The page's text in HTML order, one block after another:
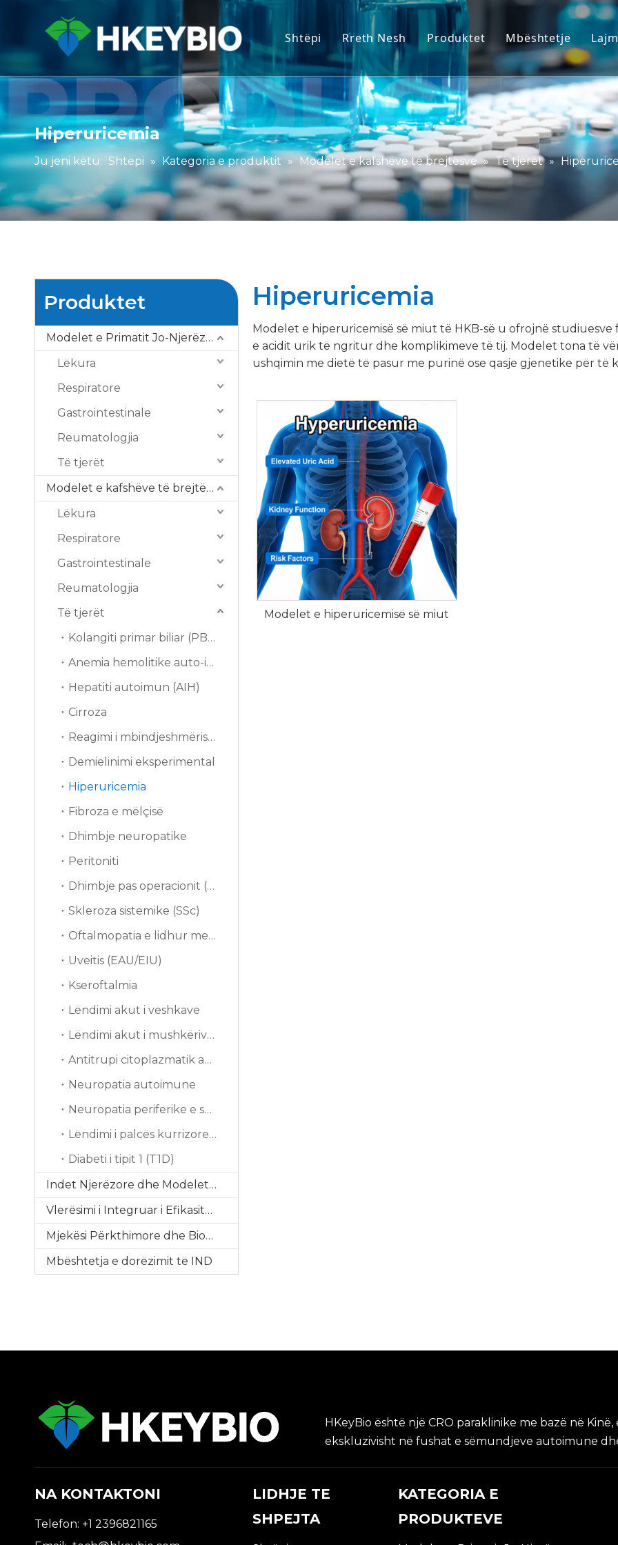
Shtëpi Rreth Nesh Produktet
Modelet e Primatit Jo-Njerëzor
Modelet e kafshëve të brejtësve
Indet Njerëzore dhe Modelet Ex
Vlerësimi i Integruar i
Mjekësi Përkthimore dhe
Mbështetja e dorëzimit të IND
Mbështetje
Shërbimi
Shkarkoni
FAQ
Dëshmitë e
Hiperuricemia
Ju jeni këtu: Shtëpi » Kategoria e produktit » Modelet e kafshëve të brejtësve » Të tjerët »
Produktet
Modelet e Primatit Jo-Njerëzor (NHP).
Lëkura
Respiratore
Gastrointestinale
Reumatologjia
Të tjerët
Modelet e kafshëve të brejtësve
Lëkura
Respiratore
Gastrointestinale
Reumatologjia
Të tjerët
Kolangiti primar biliar (PBC)
Anemia hemolitike auto-imune (AIHA)
Hepatiti autoimun (AIH)
Cirroza
Reagimi i mbindjeshmërisë së tipit të vonuar (DTH)
Demielinimi eksperimental
Hiperuricemia
Fibroza e mëlçisë
Dhimbje neuropatike
Peritoniti
Dhimbje pas operacionit (PSP)
Skleroza sistemike (SSc)
Oftalmopatia e lidhur me tiroiden (TAO)
Uveitis (EAU/EIU)
Kseroftalmia
Lëndimi akut i veshkave
Lëndimi akut i mushkërive (ALI)
Antitrupi citoplazmatik antineutrofil
Neuropatia autoimune
Neuropatia periferike e shkaktuar nga kimioterapia (CIPN)
Lëndimi i palcës kurrizore (SCI)
Diabeti i tipit 1 (T1D)
Indet Njerëzore dhe Modelet Ex Vivo
Vlerësimi i Integruar i Efikasitetit
Mjekësi Përkthimore dhe Biomarkues
Mbështetja e dorëzimit të IND
Hiperuricemia
Modelet e hiperuricemisë së miut të HKB-së u ofrojnë
e acidit urik të ngritur dhe komplikimeve të tij. Modelet tona të
ushqimin me dietë të pasur me purinë ose qasje gjenetike për
Modelet e hiperuricemisë së miut
HKeyBio është një CRO paraklinike me bazë në
ekskluzivisht në fushat e sëmundjeve autoimune
NA KONTAKTONI
Telefon: +1 2396821165
LIDHJE TE
SHPEJTA
KATEGORIA E
PRODUKTEVE